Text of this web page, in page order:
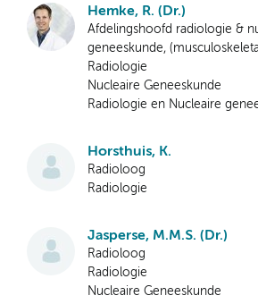
Hemke, R. (Dr.)
Afdelingshoofd radiologie &
geneeskunde,
Radiologie
Nucleaire Geneeskunde
Radiologie en Nucleaire
Horsthuis, K.
Radioloog
Radiologie
Jasperse, M.M.S. (Dr.)
Radioloog
Radiologie
Nucleaire Geneeskunde